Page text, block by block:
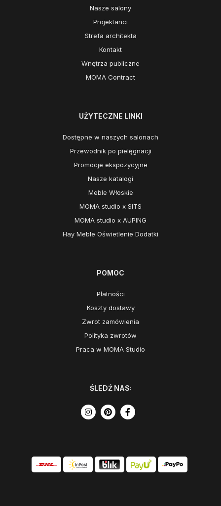
Nasze salony
Projektanci
Strefa architekta
Kontakt
Wnętrza publiczne
MOMA Contract
UŻYTECZNE LINKI
Dostępne w naszych salonach
Przewodnik po pielęgnacji
Promocje ekspozycyjne
Nasze katalogi
Meble Włoskie
MOMA studio x SITS
MOMA studio x AUPING
Hay Meble Oświetlenie Dodatki
POMOC
Płatności
Koszty dostawy
Zwrot zamówienia
Polityka zwrotów
Praca w MOMA Studio
ŚLEDŹ NAS: